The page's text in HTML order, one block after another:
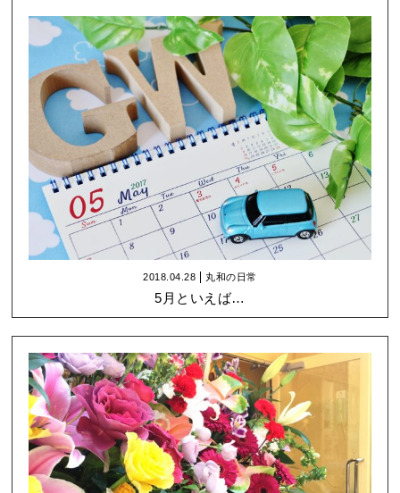
2018.04.28 丸和の日常
5月といえば…